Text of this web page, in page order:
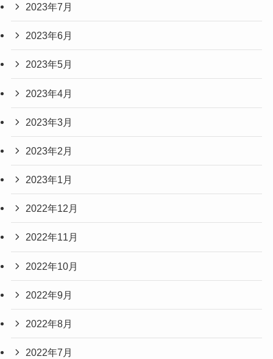
2023年7月
2023年6月
2023年5月
2023年4月
2023年3月
2023年2月
2023年1月
2022年12月
2022年11月
2022年10月
2022年9月
2022年8月
2022年7月